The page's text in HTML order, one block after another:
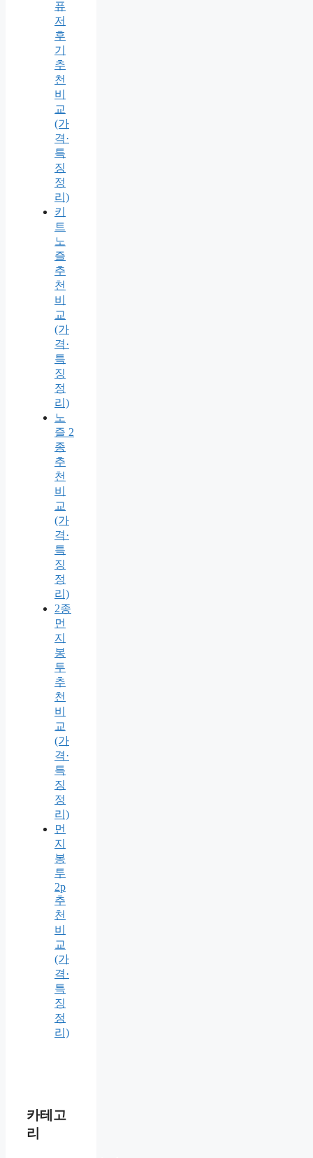
퓨
저
후
기
추
천
비
교
(가
격·
특
징
정
리)
키
트
노
즐
추
천
비
교
(가
격·
특
징
정
리)
노
즐 2
종
추
천
비
교
(가
격·
특
징
정
리)
2종
먼
지
봉
투
추
천
비
교
(가
격·
특
징
정
리)
먼
지
봉
투
2p
추
천
비
교
(가
격·
특
징
정
리)
카테고
리